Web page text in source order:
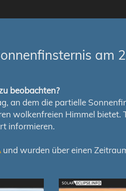
am
beobachten?
an dem die partielle
wolkenfreien Himmel
informieren.
und wurden über einen